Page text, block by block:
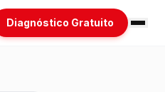
Diagnóstico Gratuito